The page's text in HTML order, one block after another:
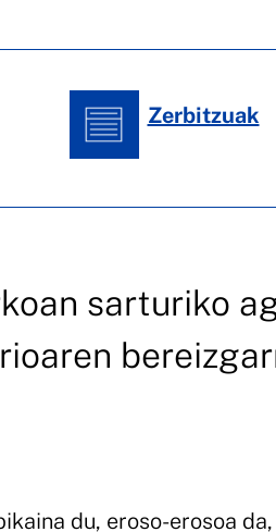
Zerbitzuak
sarturiko
du, eroso-erosoa